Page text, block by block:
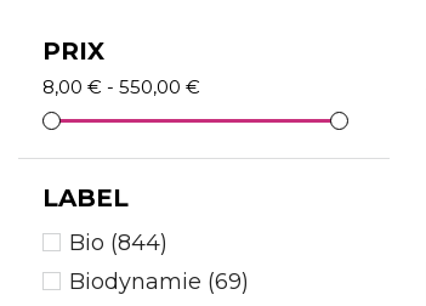
PRIX
8,00 € - 550,00 €
LABEL
Bio (844)
Biodynamie (69)